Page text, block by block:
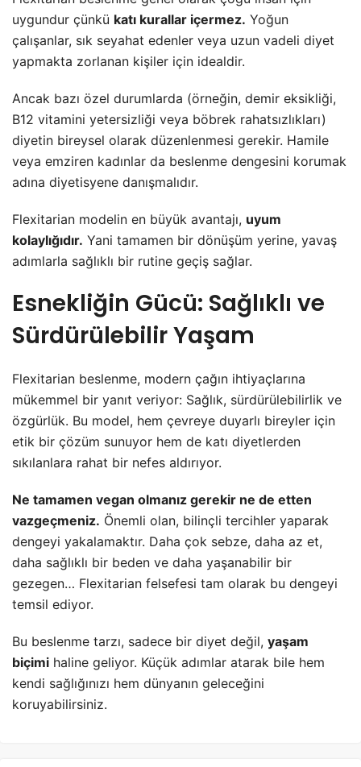
uygundur çünkü katı kurallar içermez. Yoğun
çalışanlar, sık seyahat edenler veya uzun vadeli diyet
yapmakta zorlanan kişiler için idealdir.
Ancak bazı özel durumlarda (örneğin, demir eksikliği,
B12 vitamini yetersizliği veya böbrek rahatsızlıkları)
diyetin bireysel olarak düzenlenmesi gerekir. Hamile
veya emziren kadınlar da beslenme dengesini korumak
adına diyetisyene danışmalıdır.
Flexitarian modelin en büyük avantajı, uyum
kolaylığıdır. Yani tamamen bir dönüşüm yerine, yavaş
adımlarla sağlıklı bir rutine geçiş sağlar.
Esnekliğin Gücü: Sağlıklı ve
Sürdürülebilir Yaşam
Flexitarian beslenme, modern çağın ihtiyaçlarına
mükemmel bir yanıt veriyor: Sağlık, sürdürülebilirlik ve
özgürlük. Bu model, hem çevreye duyarlı bireyler için
etik bir çözüm sunuyor hem de katı diyetlerden
sıkılanlara rahat bir nefes aldırıyor.
Ne tamamen vegan olmanız gerekir ne de etten
vazgeçmeniz. Önemli olan, bilinçli tercihler yaparak
dengeyi yakalamaktır. Daha çok sebze, daha az et,
daha sağlıklı bir beden ve daha yaşanabilir bir
gezegen… Flexitarian felsefesi tam olarak bu dengeyi
temsil ediyor.
Bu beslenme tarzı, sadece bir diyet değil, yaşam
biçimi haline geliyor. Küçük adımlar atarak bile hem
kendi sağlığınızı hem dünyanın geleceğini
koruyabilirsiniz.